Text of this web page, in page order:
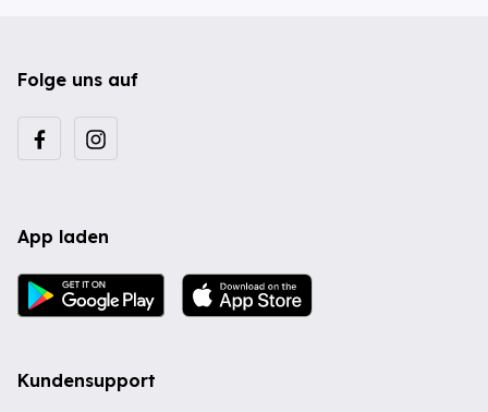
Folge uns auf
App laden
Kundensupport